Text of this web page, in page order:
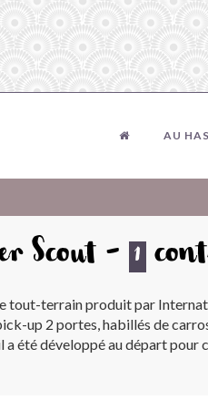
AU
Scout - 1
tout-terrain produit par
up 2 portes, habillés de
été développé au départ pour